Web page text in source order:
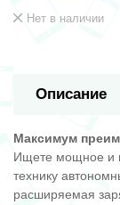
Нет в наличии
Описание
Максимум
Ищете мощное и
технику
расширяемая